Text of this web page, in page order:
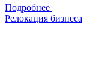
Подробнее
Релокация бизнеса